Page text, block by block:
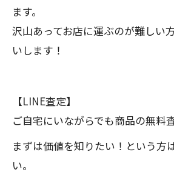
ます。
沢山あってお店に運ぶのが難しい
いします！
【LINE査定】
ご自宅にいながらでも商品の無料
まずは価値を知りたい！という方
い。